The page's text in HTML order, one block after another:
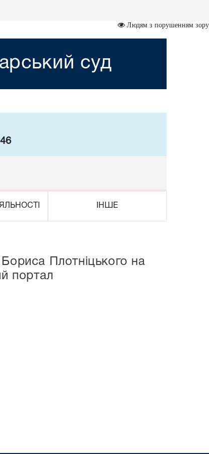
Людям з порушенням зору
суд
ІНШЕ
Плотніцького на
портал